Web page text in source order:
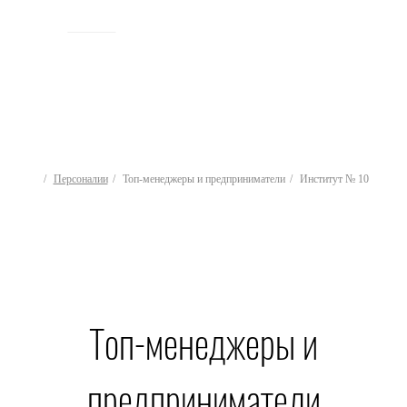
Персоналии Топ-менеджеры и предприниматели Институт № 10
Топ-менеджеры и